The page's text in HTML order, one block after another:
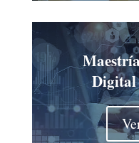
Digital